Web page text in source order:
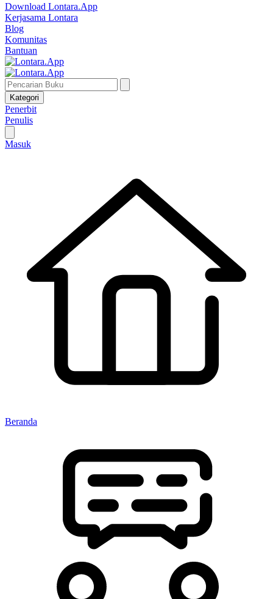
Download Lontara.App
Kerjasama Lontara
Blog
Komunitas
Bantuan
Kategori
Penerbit
Penulis
Masuk
Beranda